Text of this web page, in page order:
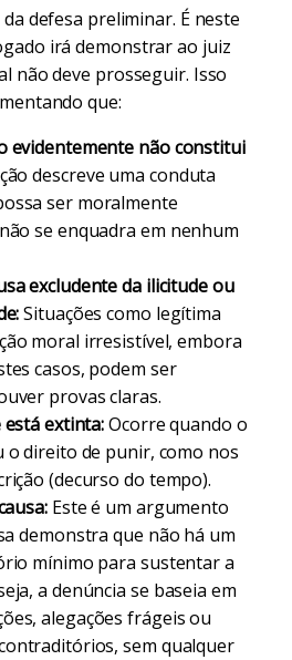
defesa preliminar. É neste
irá demonstrar ao juiz
não deve prosseguir. Isso
que:
evidentemente não constitui
descreve uma conduta
ser moralmente
se enquadra em nenhum
excludente da ilicitude ou
Situações como legítima
moral irresistível, embora
casos, podem ser
provas claras.
extinta:Ocorre quando o
o direito de punir, como nos
(decurso do tempo).
Este é um argumento
demonstra que não há um
mínimo para sustentar a
a denúncia se baseia em
alegações frágeis ou
sem qualquer